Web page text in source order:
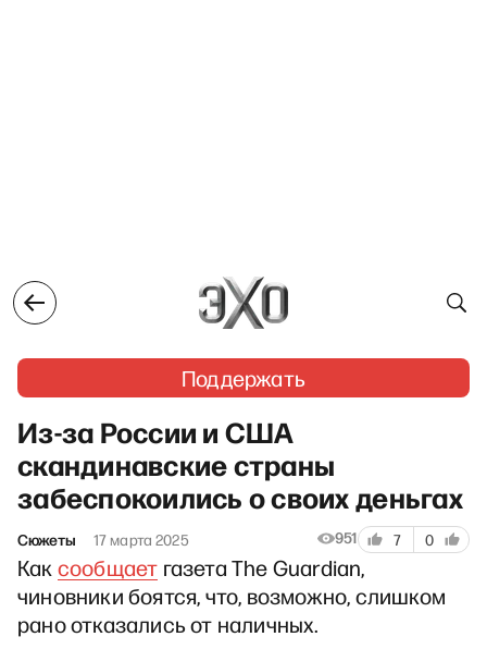
Поддержать
Из-за России и США
скандинавские страны
забеспокоились о своих деньгах
Сюжеты 17 марта 2025 951 7 0
Как сообщает газета The Guardian,
чиновники боятся, что, возможно, слишком
рано отказались от наличных.